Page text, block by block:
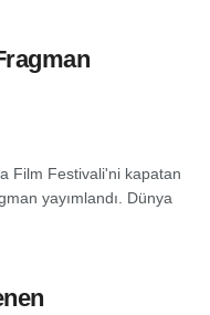
Film Festivali'ni kapatan
yayımlandı. Dünya